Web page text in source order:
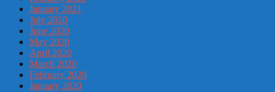
January 2021
July 2020
June 2020
May 2020
April 2020
March 2020
February 2020
January 2020